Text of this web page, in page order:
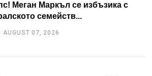
Меган Маркъл се избъзика с
семейств...
AUGUST 07, 2026